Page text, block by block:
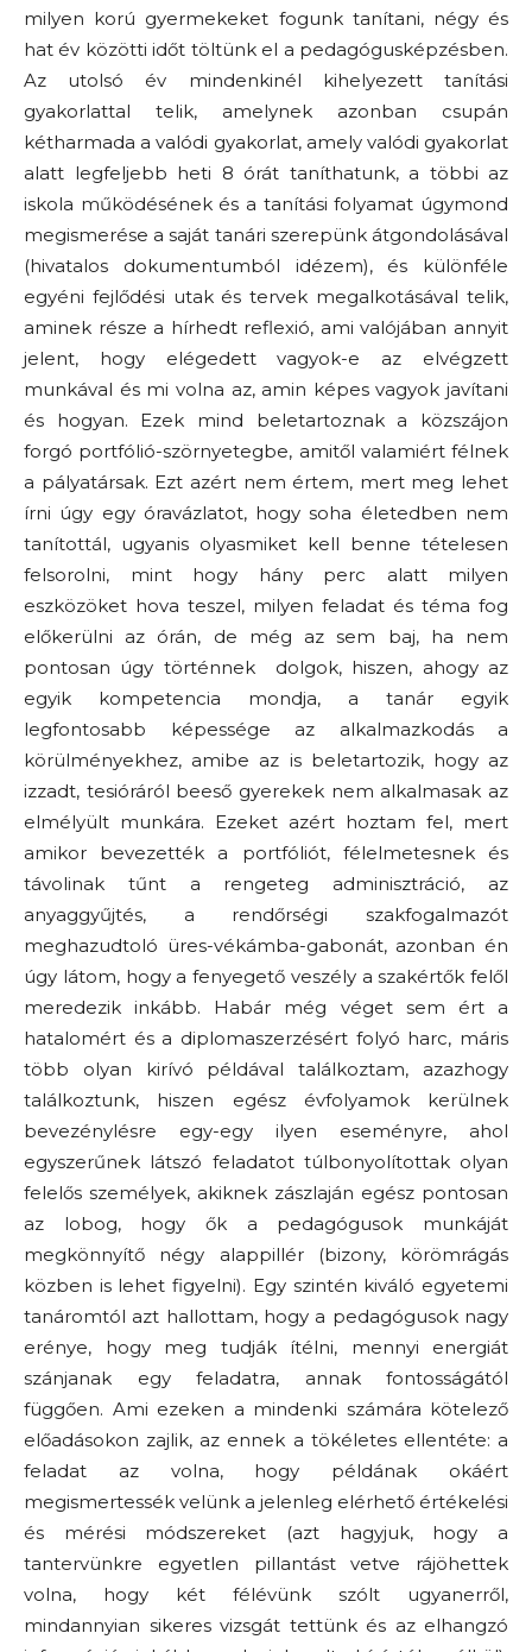
milyen korú gyermekeket fogunk tanítani, négy és
hat év közötti időt töltünk el a pedagógusképzésben.
Az utolsó év mindenkinél kihelyezett tanítási
gyakorlattal telik, amelynek azonban csupán
kétharmada a valódi gyakorlat, amely valódi gyakorlat
alatt legfeljebb heti 8 órát taníthatunk, a többi az
iskola működésének és a tanítási folyamat úgymond
megismerése a saját tanári szerepünk átgondolásával
(hivatalos dokumentumból idézem), és különféle
egyéni fejlődési utak és tervek megalkotásával telik,
aminek része a hírhedt reflexió, ami valójában annyit
jelent, hogy elégedett vagyok-e az elvégzett
munkával és mi volna az, amin képes vagyok javítani
és hogyan. Ezek mind beletartoznak a közszájon
forgó portfólió-szörnyetegbe, amitől valamiért félnek
a pályatársak. Ezt azért nem értem, mert meg lehet
írni úgy egy óravázlatot, hogy soha életedben nem
tanítottál, ugyanis olyasmiket kell benne tételesen
felsorolni, mint hogy hány perc alatt milyen
eszközöket hova teszel, milyen feladat és téma fog
előkerülni az órán, de még az sem baj, ha nem
pontosan úgy történnek dolgok, hiszen, ahogy az
egyik kompetencia mondja, a tanár egyik
legfontosabb képessége az alkalmazkodás a
körülményekhez, amibe az is beletartozik, hogy az
izzadt, tesióráról beeső gyerekek nem alkalmasak az
elmélyült munkára. Ezeket azért hoztam fel, mert
amikor bevezették a portfóliót, félelmetesnek és
távolinak tűnt a rengeteg adminisztráció, az
anyaggyűjtés, a rendőrségi szakfogalmazót
meghazudtoló üres-vékámba-gabonát, azonban én
úgy látom, hogy a fenyegető veszély a szakértők felől
meredezik inkább. Habár még véget sem ért a
hatalomért és a diplomaszerzésért folyó harc, máris
több olyan kirívó példával találkoztam, azazhogy
találkoztunk, hiszen egész évfolyamok kerülnek
bevezénylésre egy-egy ilyen eseményre, ahol
egyszerűnek látszó feladatot túlbonyolítottak olyan
felelős személyek, akiknek zászlaján egész pontosan
az lobog, hogy ők a pedagógusok munkáját
megkönnyítő négy alappillér (bizony, körömrágás
közben is lehet figyelni). Egy szintén kiváló egyetemi
tanáromtól azt hallottam, hogy a pedagógusok nagy
erénye, hogy meg tudják ítélni, mennyi energiát
szánjanak egy feladatra, annak fontosságától
függően. Ami ezeken a mindenki számára kötelező
előadásokon zajlik, az ennek a tökéletes ellentéte: a
feladat az volna, hogy példának okáért
megismertessék velünk a jelenleg elérhető értékelési
és mérési módszereket (azt hagyjuk, hogy a
tantervünkre egyetlen pillantást vetve rájöhettek
volna, hogy két félévünk szólt ugyanerről,
mindannyian sikeres vizsgát tettünk és az elhangzó